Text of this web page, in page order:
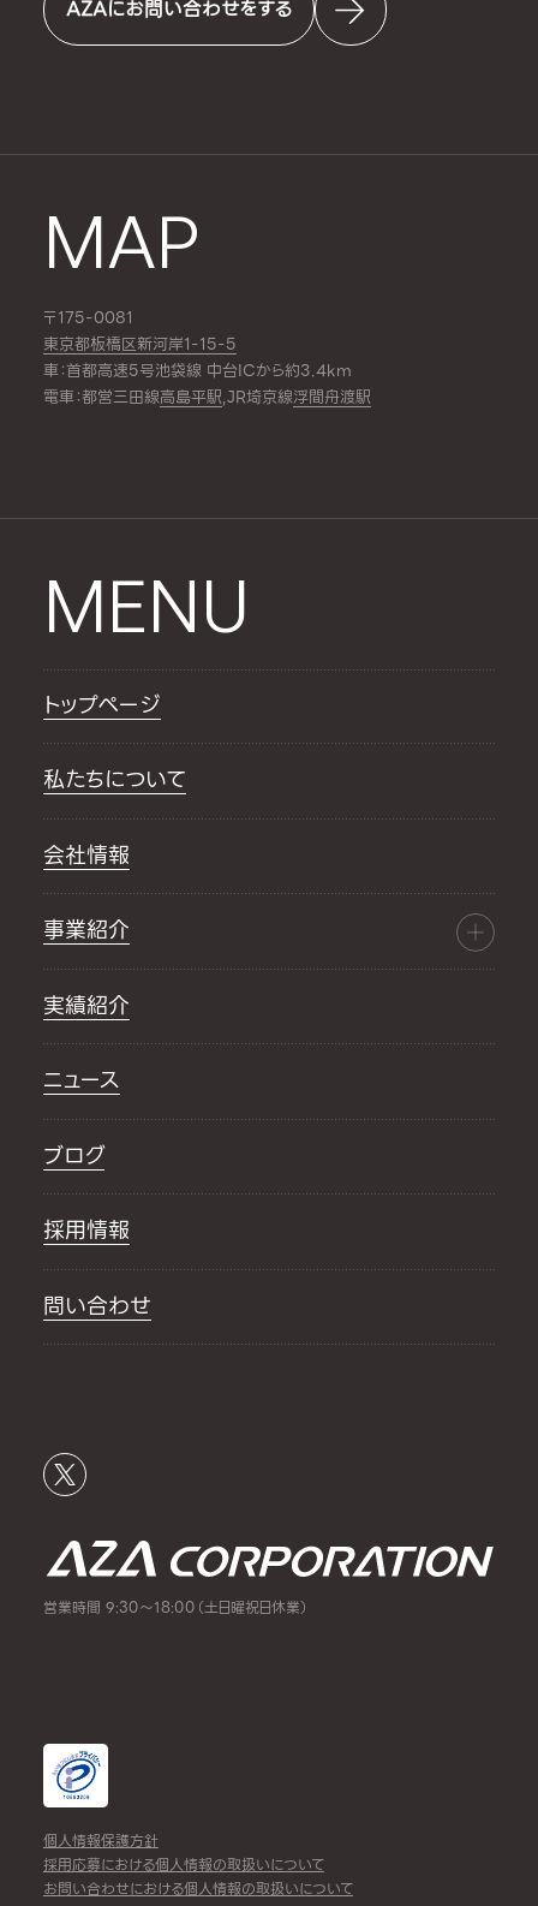
AZAにお問い合わせをする
MAP
〒175-0081
東京都板橋区新河岸1-15-5
車：首都高速5号池袋線 中台ICから約3.4km
電車：都営三田線高島平駅,JR埼京線浮間舟渡駅
MENU
トップページ
私たちについて
会社情報
事業紹介
実績紹介
ニュース
ブログ
採用情報
問い合わせ
営業時間 9:30～18:00（土日曜祝日休業）
個人情報保護方針
採用応募における個人情報の取扱いについて
お問い合わせにおける個人情報の取扱いについて